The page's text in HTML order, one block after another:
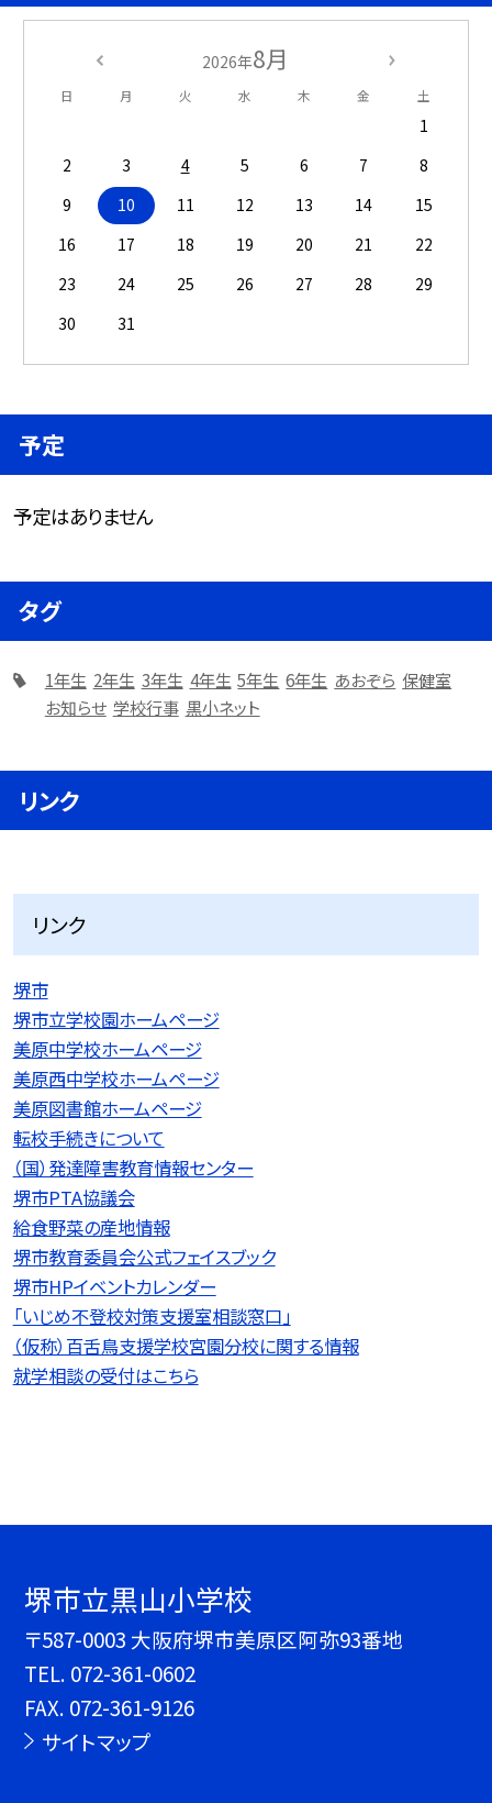
2026年8月
日 月 火 水 木 金 土
1
2
3 4 5 6 7
8
9
10 11 12 13 14
15
16
17 18 19 20 21
22
23
24 25 26 27 28
29
30
31
予定
予定はありません
タグ
1年生 2年生 3年生 4年生 5年生 6年生 あおぞら 保健室
お知らせ 学校行事 黒小ネット
リンク
リンク
堺市
堺市立学校園ホームページ
美原中学校ホームページ
美原西中学校ホームページ
美原図書館ホームページ
転校手続きについて
（国）発達障害教育情報センター
堺市PTA協議会
給食野菜の産地情報
堺市教育委員会公式フェイスブック
堺市HPイベントカレンダー
「いじめ不登校対策支援室相談窓口」
（仮称）百舌鳥支援学校宮園分校に関する情報
就学相談の受付はこちら
堺市立黒山小学校
〒587-0003 大阪府堺市美原区阿弥93番地
TEL. 072-361-0602
FAX. 072-361-9126
サイトマップ